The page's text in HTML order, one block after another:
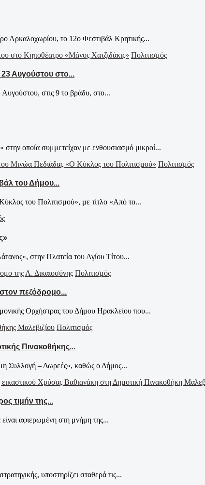
Αρκαλοχωρίου, το 12ο Φεστιβάλ Κρητικής...
Πολιτισμός
23 Αυγούστου στο...
στις 9 το βράδυ, στο...
οποία συμμετείχαν με ενθουσιασμό μικροί...
Πολιτισμός
του Δήμου...
του Πολιτισμού», με τίτλο «Από το...
στην Πλατεία του Αγίου Τίτου...
Πολιτισμός
στον πεζόδρομο...
Ορχήστρας του Δήμου Ηρακλείου που...
Πολιτισμός
Πινακοθήκης...
Συλλογή – Δωρεές», καθώς ο Δήμος...
τιμήν της...
αφιερωμένη στη μνήμη της...
υποστηρίζει σταθερά τις...